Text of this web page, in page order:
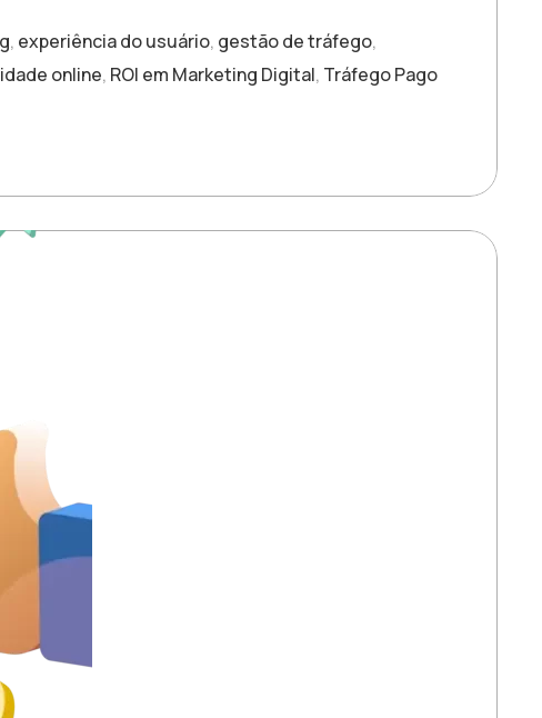
, experiência do usuário, gestão de tráfego,
online, ROI em Marketing Digital, Tráfego Pago